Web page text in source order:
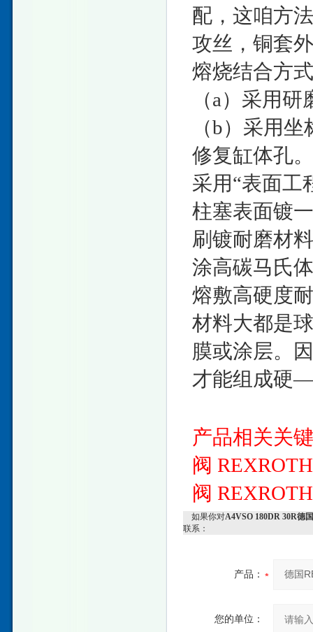
配，这咱方
攻丝，铜套
熔烧结合方
（a）采用
（b）采用
修复缸体孔。
采用“表面工
柱塞表面镀
刷镀耐磨材
涂高碳马氏
熔敷高硬度
材料大都是
膜或涂层。
才能组成硬
产品相关关
阀
阀
如果你对A4VSO 180DR 30R德
联系：
产品：
您的单位：